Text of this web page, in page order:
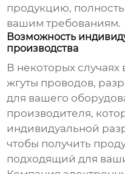
продукцию,
вашим требованиям.
Возможность
производства
В некоторых случаях
жгуты проводов,
для вашего
производителя,
индивидуальной
чтобы получить
подходящий для